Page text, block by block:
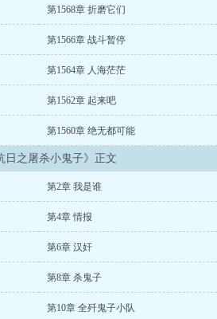
第1568章 折磨它们
第1566章 战斗暂停
第1564章 人海茫茫
第1562章 起来吧
第1560章 绝无都可能
日之屠杀小鬼子》正文
第2章 我是谁
第4章 情报
第6章 汉奸
第8章 杀鬼子
第10章 全歼鬼子小队